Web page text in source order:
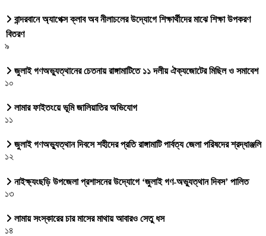
বান্দরবানে অ্যাপেক্স ক্লাব অব নীলাচলের উদ্যোগে শিক্ষার্থীদের মাঝে শিক্ষা উপকরণ
বিতরণ
৯
জুলাই গণঅভ্যুত্থানের চেতনায় রাঙ্গামাটিতে ১১ দলীয় ঐক্যজোটের মিছিল ও সমাবেশ
১০
লামার ফাইতংয়ে ভূমি জালিয়াতির অভিযোগ
১১
জুলাই গণঅভ্যুত্থান দিবসে শহীদের প্রতি রাঙ্গামাটি পার্বত্য জেলা পরিষদের শ্রদ্ধাঞ্জলি
১২
নাইক্ষ্যংছড়ি উপজেলা প্রশাসনের উদ্যোগে ‘জুলাই গণ-অভ্যুত্থান দিবস’ পালিত
১৩
লামায় সংস্কারের চার মাসের মাথায় আবারও সেতু ধস
১৪